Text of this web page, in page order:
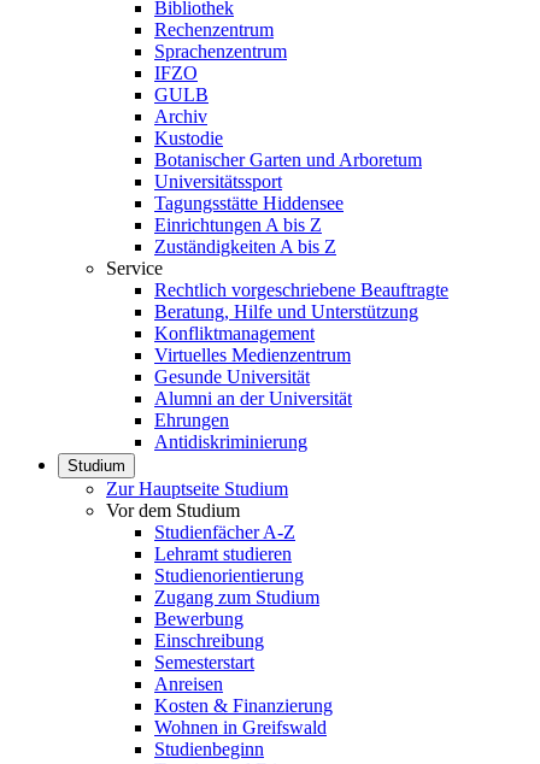
Bibliothek
Rechenzentrum
Sprachenzentrum
IFZO
GULB
Archiv
Kustodie
Botanischer Garten und Arboretum
Universitätssport
Tagungsstätte Hiddensee
Einrichtungen A bis Z
Zuständigkeiten A bis Z
Service
Rechtlich vorgeschriebene Beauftragte
Beratung, Hilfe und Unterstützung
Konfliktmanagement
Virtuelles Medienzentrum
Gesunde Universität
Alumni an der Universität
Ehrungen
Antidiskriminierung
Studium
Zur Hauptseite Studium
Vor dem Studium
Studienfächer A-Z
Lehramt studieren
Studienorientierung
Zugang zum Studium
Bewerbung
Einschreibung
Semesterstart
Anreisen
Kosten & Finanzierung
Wohnen in Greifswald
Studienbeginn